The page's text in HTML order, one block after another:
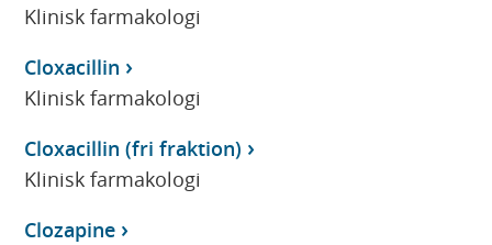
Klinisk farmakologi
Cloxacillin
Klinisk farmakologi
Cloxacillin (fri fraktion)
Klinisk farmakologi
Clozapine